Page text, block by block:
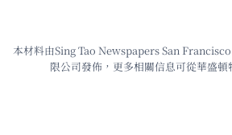
本材料由Sing Tao Newspapers San
限公司發佈，更多相關信息可從華盛頓